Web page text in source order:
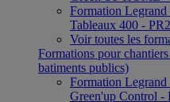
Formation
Tableaux 400 -
Voir toutes les
Formations pour
batiments publics)
Formation Legrand
Green'up Control -